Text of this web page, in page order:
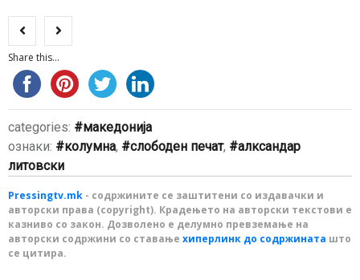
Share this...
categories:
македонија
ознаки:
колумна, слободен печат,
алксандар
литовски
Pressingtv.mk - содржините се заштитени со издавачки и
авторски права (copyright). Крадењето на авторски текстови е
казниво со закон. Дозволено е делумно превземање на
авторски содржини со ставање хиперлинк до содржината што
се цитира.